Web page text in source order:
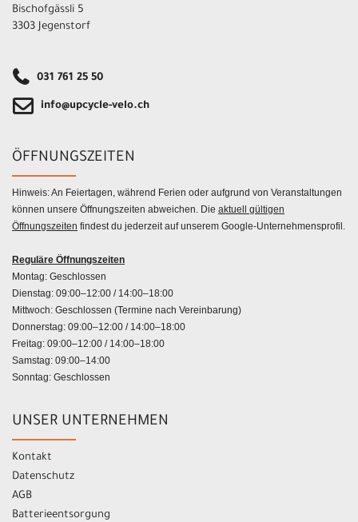
Bischofgässli 5
3303 Jegenstorf
031 761 25 50
info@upcycle-velo.ch
ÖFFNUNGSZEITEN
Hinweis: An Feiertagen, während Ferien oder aufgrund von Veranstaltungen
können unsere Öffnungszeiten abweichen. Die aktuell gültigen
Öffnungszeiten findest du jederzeit auf unserem Google-Unternehmensprofil.
Reguläre Öffnungszeiten
Montag: Geschlossen
Dienstag: 09:00–12:00 / 14:00–18:00
Mittwoch: Geschlossen (Termine nach Vereinbarung)
Donnerstag: 09:00–12:00 / 14:00–18:00
Freitag: 09:00–12:00 / 14:00–18:00
Samstag: 09:00–14:00
Sonntag: Geschlossen
UNSER UNTERNEHMEN
Kontakt
Datenschutz
AGB
Batterieentsorgung